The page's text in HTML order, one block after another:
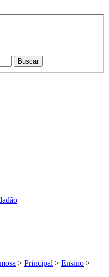
Buscar
> Principal > Ensino >